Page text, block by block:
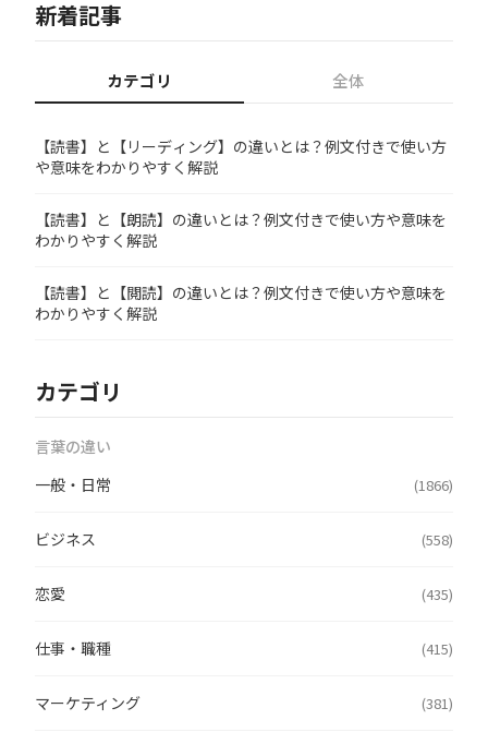
新着記事
カテゴリ 全体
【読書】と【リーディング】の違いとは？例文付きで使い方
や意味をわかりやすく解説
【読書】と【朗読】の違いとは？例文付きで使い方や意味を
わかりやすく解説
【読書】と【閲読】の違いとは？例文付きで使い方や意味を
わかりやすく解説
カテゴリ
言葉の違い
一般・日常
(1866)
ビジネス (558)
恋愛 (435)
仕事・職種 (415)
マーケティング (381)